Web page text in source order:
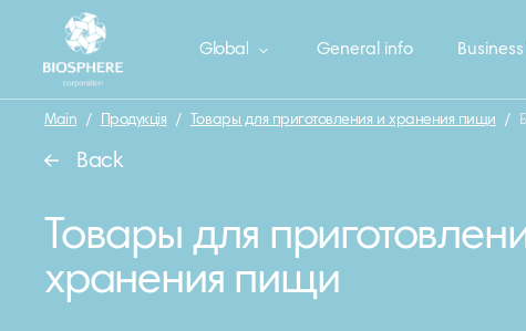
General info
Global
Main / Продукція / Товары для приготовления и хранения пищи /
Back
Товары для
хранения пищи